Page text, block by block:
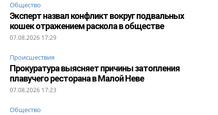
Общество
Эксперт назвал конфликт вокруг подвальных
кошек отражением раскола в обществе
07.08.2026 17:29
Происшествия
Прокуратура выясняет причины затопления
плавучего ресторана в Малой Неве
07.08.2026 17:23
Общество